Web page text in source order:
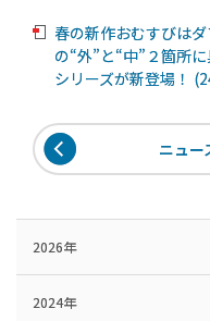
春の新作おむすびは
の“外”と“中”２箇所
シリーズが新登場！
ニュー
2026年
2024年